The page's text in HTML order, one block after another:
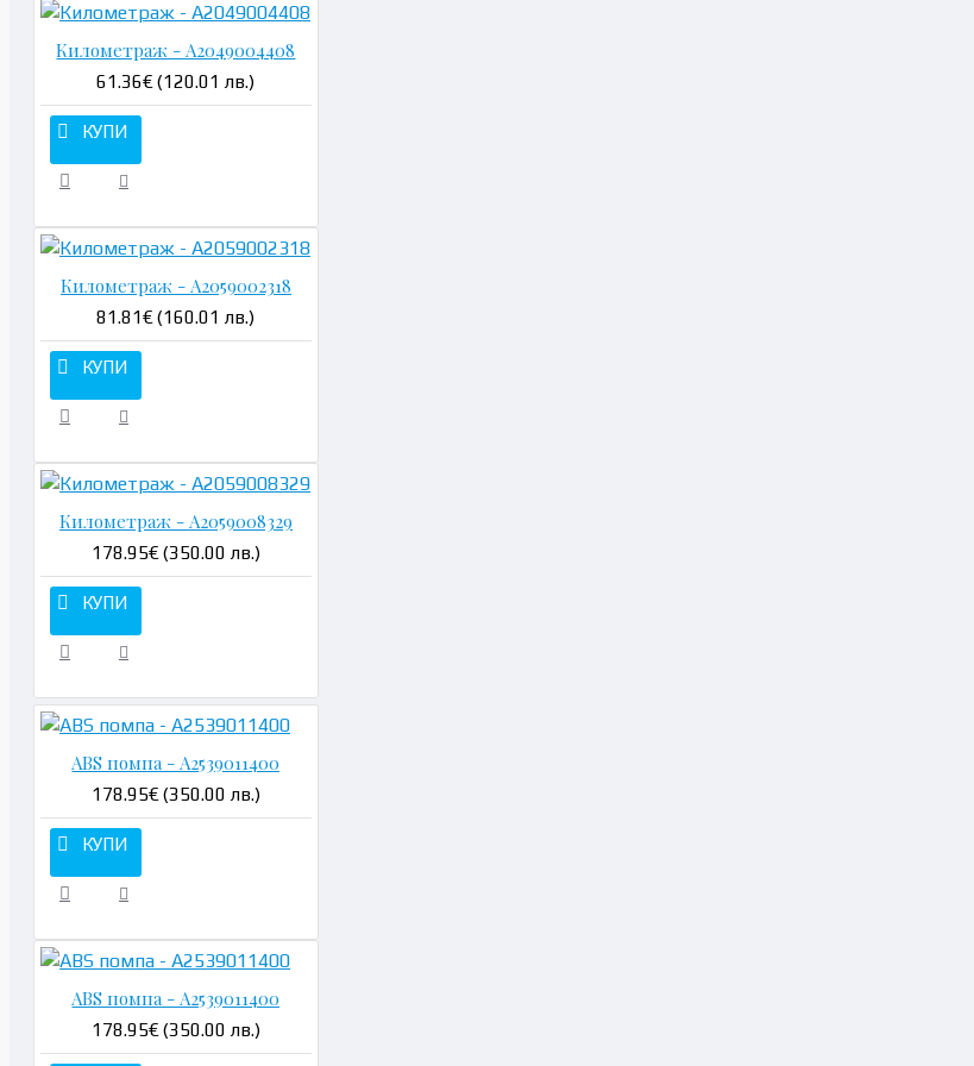
Километраж - A2049004408
61.36€ (120.01 лв.)
КУПИ
Километраж - A2059002318
81.81€ (160.01 лв.)
КУПИ
Километраж - A2059008329
178.95€ (350.00 лв.)
КУПИ
ABS помпа - A2539011400
178.95€ (350.00 лв.)
КУПИ
ABS помпа - A2539011400
178.95€ (350.00 лв.)